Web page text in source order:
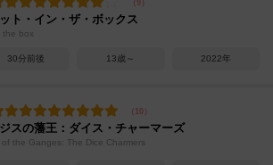
ト・イン・ザ・ボックス
the box
30分前後 13歳～ 2022年
スの藩王：ダイス・チャーマーズ
of the Ganges: The Dice Charmers